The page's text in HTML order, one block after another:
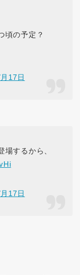
頃の予定？
17日
場するから、
17日